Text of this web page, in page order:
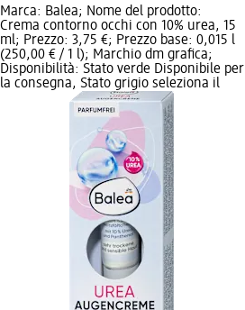
Marca: Balea; Nome del prodotto:
Crema contorno occhi con 10% urea, 15
ml; Prezzo: 3,75 €; Prezzo base: 0,015 l
(250,00 € / 1 l); Marchio dm grafica;
Disponibilità: Stato verde Disponibile per
la consegna, Stato grigio seleziona il